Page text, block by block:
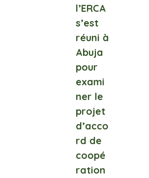
l’ERCA
s’est
réuni à
Abuja
pour
exami
ner le
projet
d’acco
rd de
coopé
ration